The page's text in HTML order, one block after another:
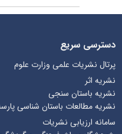
دسترسی سریع
پرتال نشریات علمی وزارت علوم
نشریه اثر
نشریه باستان سنجی
نشریه مطالعات باستان شناسی پارسه
سامانه ارزیابی نشریات